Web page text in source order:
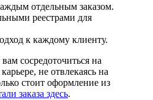
отдельным заказом.
реестрами для
к каждому клиенту.
сосредоточиться на
не отвлекаясь на
стоит оформление из
заказа здесь.